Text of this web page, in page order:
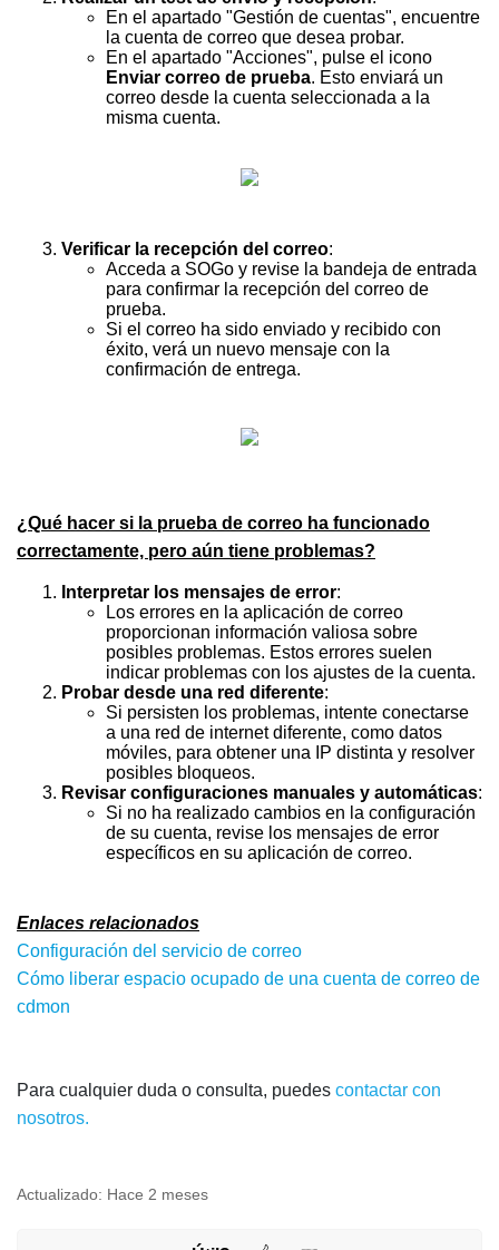
En el apartado "Gestión de cuentas", encuentre
la cuenta de correo que desea probar.
En el apartado "Acciones", pulse el icono
Enviar correo de prueba. Esto enviará un
correo desde la cuenta seleccionada a la
misma cuenta.
Verificar la recepción del correo:
Acceda a SOGo y revise la bandeja de entrada
para confirmar la recepción del correo de
prueba.
Si el correo ha sido enviado y recibido con
éxito, verá un nuevo mensaje con la
confirmación de entrega.
¿Qué hacer si la prueba de correo ha funcionado
correctamente, pero aún tiene problemas?
Interpretar los mensajes de error:
Los errores en la aplicación de correo
proporcionan información valiosa sobre
posibles problemas. Estos errores suelen
indicar problemas con los ajustes de la cuenta.
Probar desde una red diferente:
Si persisten los problemas, intente conectarse
a una red de internet diferente, como datos
móviles, para obtener una IP distinta y resolver
posibles bloqueos.
Revisar configuraciones manuales y automáticas:
Si no ha realizado cambios en la configuración
de su cuenta, revise los mensajes de error
específicos en su aplicación de correo.
Enlaces relacionados
Configuración del servicio de correo
Cómo liberar espacio ocupado de una cuenta de correo de
cdmon
Para cualquier duda o consulta, puedes contactar con
nosotros.
Actualizado: Hace 2 meses